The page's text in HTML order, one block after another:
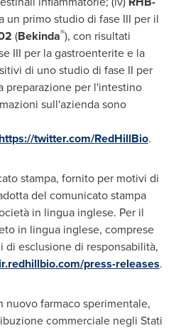
un primo studio di fase III per il
(Bekinda®), con risultati
III per la gastroenterite e la
di uno studio di fase II per
preparazione per l'intestino
sull'azienda sono
https://twitter.com/RedHillBio.
stampa, fornito per motivi di
del comunicato stampa
in lingua inglese. Per il
in lingua inglese, comprese
esclusione di responsabilità,
press-releases.
nuovo farmaco sperimentale,
commerciale negli Stati